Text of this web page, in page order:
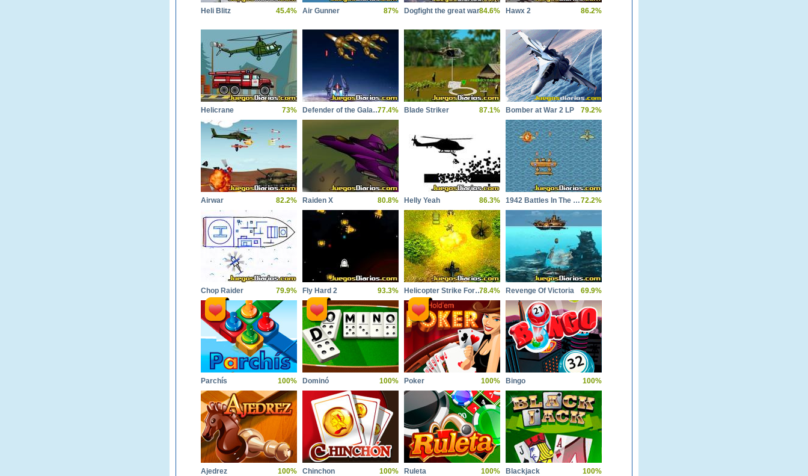
Heli Blitz 45.4% Air Gunner 87% Dogfight the great war84.6% Hawx 2 86.2%
Helicrane 73% Defender of the Galaxy77.4% Blade Striker 87.1% Bomber at War 2 LP 79.2%
Airwar 82.2% Raiden X 80.8% Helly Yeah 86.3% 1942 Battles In The Sky72.2%
Chop Raider 79.9% Fly Hard 2 93.3% Helicopter Strike Force78.4% Revenge Of Victoria 69.9%
Parchís 100% Dominó 100% Poker 100% Bingo 100%
Ajedrez 100% Chinchon 100% Ruleta 100% Blackjack 100%